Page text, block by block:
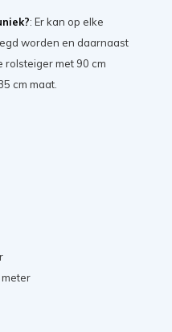
: Er kan op elke
worden en daarnaast
rolsteiger met 90 cm
cm maat.